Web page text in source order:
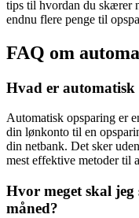
tips til hvordan du skærer
endnu flere penge til
FAQ om
Hvad er automatisk
Automatisk opsparing er
din lønkonto til en
din netbank. Det sker
mest effektive metoder til
Hvor meget skal
måned?